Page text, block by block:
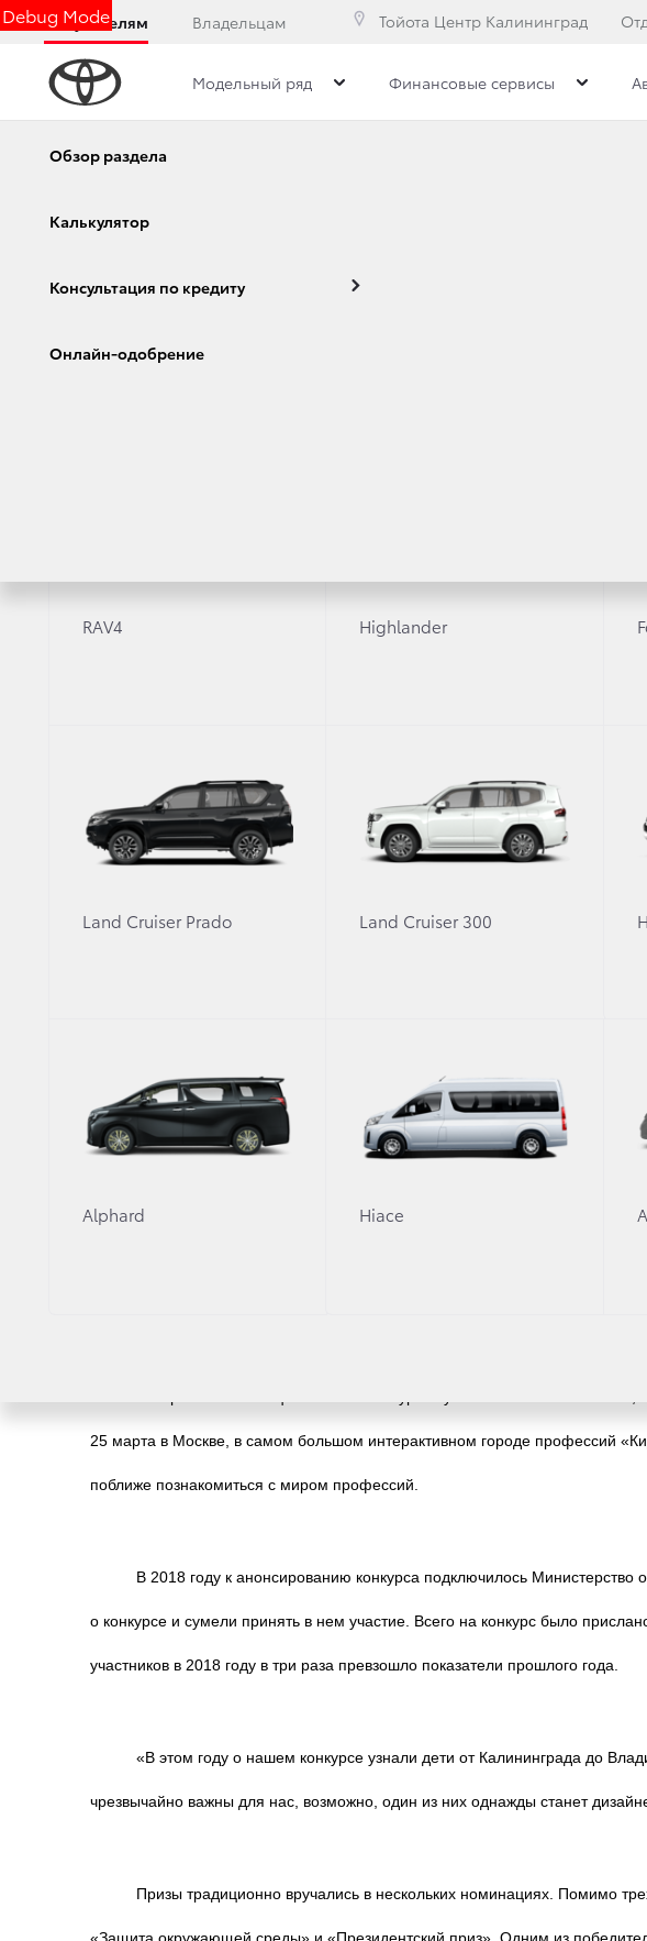
Debug Mode
Покупателям Владельцам Тойота Центр Калининград
Модельный ряд
RAV4 Highlander
Land Cruiser Prado Land Cruiser 300
Alphard Hiace
Финансовые сервисы
Обзор раздела
Калькулятор
Консультация по кредиту
Онлайн-одобрение
ФИНАЛ ЧЕТВЕРТОГО
TOYOTA «АВТОМОБИЛЬ
Со всей России — от Калининграда до Владивостока — было собрано
Награждали победителей члены звездного и экспертного жюри,
25 марта в Москве, в самом большом интерактивном городе профессий
поближе познакомиться с миром профессий.
В 2018 году к анонсированию конкурса подключилось
о конкурсе и сумели принять в нем участие. Всего на конкурс было
участников в 2018 году в три раза превзошло показатели прошлого года.
«В этом году о нашем конкурсе узнали дети от Калининграда до
чрезвычайно важны для нас, возможно, один из них однажды станет
Призы традиционно вручались в нескольких номинациях. Помимо